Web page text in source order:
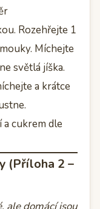
Rozehřejte 1
Míchejte
světlá jíška.
a krátce
cukrem dle
(Příloha 2 –